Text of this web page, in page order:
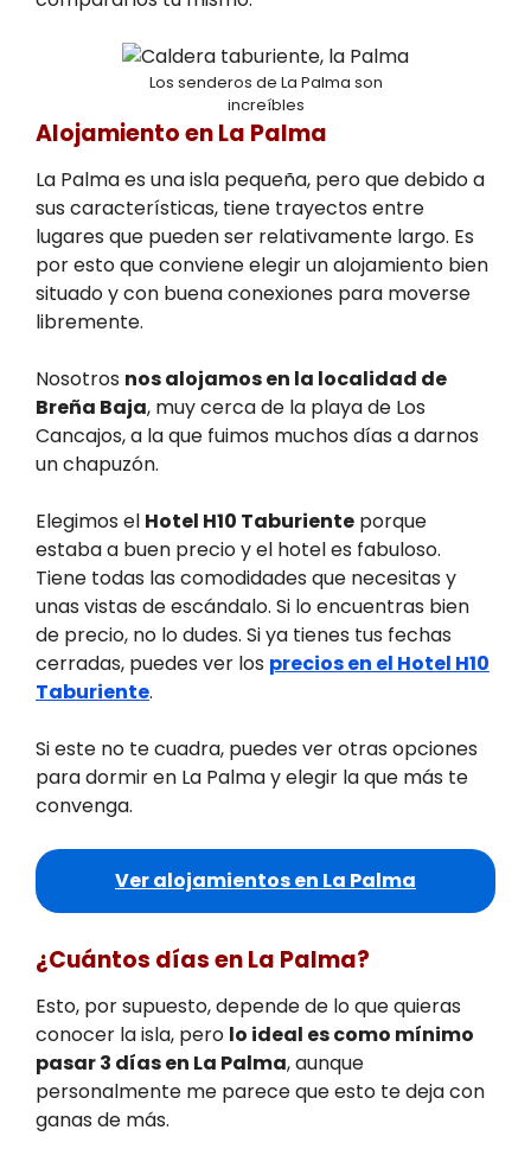
Los senderos de La Palma son
increíbles
Alojamiento en La Palma
La Palma es una isla pequeña, pero que debido a
sus características, tiene trayectos entre
lugares que pueden ser relativamente largo. Es
por esto que conviene elegir un alojamiento bien
situado y con buena conexiones para moverse
libremente.
Nosotros nos alojamos en la localidad de
Breña Baja, muy cerca de la playa de Los
Cancajos, a la que fuimos muchos días a darnos
un chapuzón.
Elegimos el Hotel H10 Taburiente porque
estaba a buen precio y el hotel es fabuloso.
Tiene todas las comodidades que necesitas y
unas vistas de escándalo. Si lo encuentras bien
de precio, no lo dudes. Si ya tienes tus fechas
cerradas, puedes ver los precios en el Hotel H10
Taburiente.
Si este no te cuadra, puedes ver otras opciones
para dormir en La Palma y elegir la que más te
convenga.
Ver alojamientos en La Palma
¿Cuántos días en La Palma?
Esto, por supuesto, depende de lo que quieras
conocer la isla, pero lo ideal es como mínimo
pasar 3 días en La Palma, aunque
personalmente me parece que esto te deja con
ganas de más.